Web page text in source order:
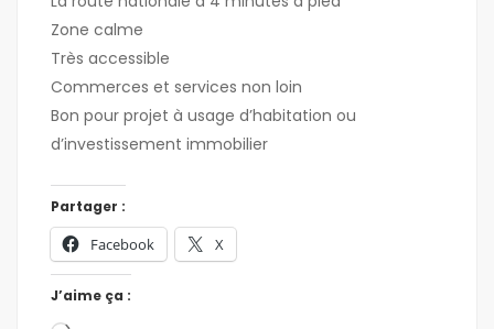
Zone calme
Très accessible
Commerces et services non loin
Bon pour projet à usage d’habitation ou
d’investissement immobilier
Partager :
Facebook X
J’aime ça :